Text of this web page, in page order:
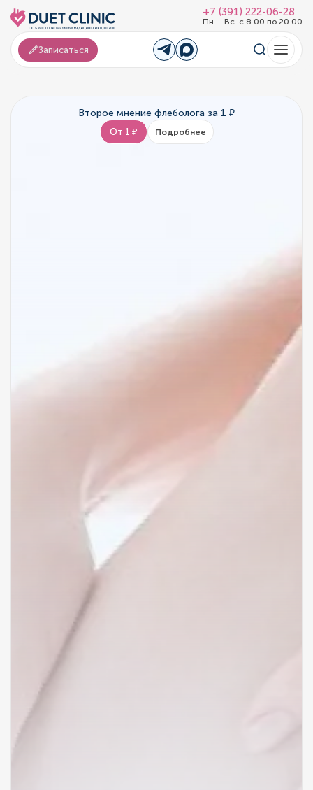
+7 (391) 222-06-28
Пн. - Вс. с 8.00 по 20.00
Записаться
Второе мнение флеболога за 1 ₽
От 1 ₽ Подробнее